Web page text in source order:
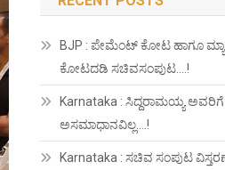
BJP : ಪೇಮೆಂಟ್ ಕೋಟ ಹಾಗೂ
ಕೋಟದಡಿ ಸಚಿವಸಂಪುಟ….!
Karnataka : ಸಿದ್ದರಾಮಯ್ಯ
ಅಸಮಾಧಾನವಿಲ್ಲ….!
Karnataka : ಸಚಿವ ಸಂಪುಟ